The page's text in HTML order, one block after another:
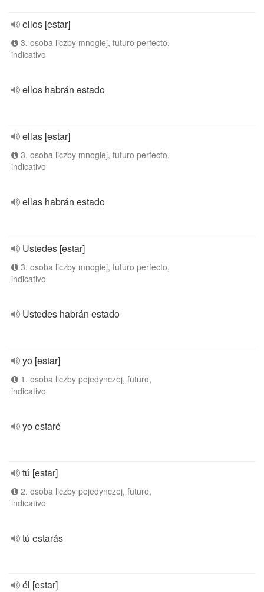
ellos [estar]
3. osoba liczby mnogiej, futuro perfecto,
indicativo
ellos habrán estado
ellas [estar]
3. osoba liczby mnogiej, futuro perfecto,
indicativo
ellas habrán estado
Ustedes [estar]
3. osoba liczby mnogiej, futuro perfecto,
indicativo
Ustedes habrán estado
yo [estar]
1. osoba liczby pojedynczej, futuro,
indicativo
yo estaré
tú [estar]
2. osoba liczby pojedynczej, futuro,
indicativo
tú estarás
él [estar]